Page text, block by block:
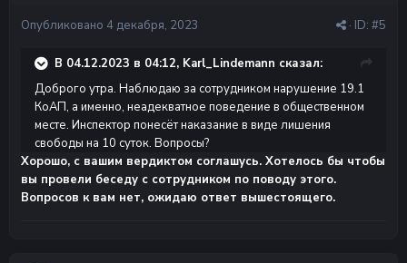
· ID: #5
Опубликовано 4 декабря, 2023
В 04.12.2023 в 04:12, Karl_Lindemann сказал:
Доброго утра. Наблюдаю за сотрудником нарушение 19.1
КоАП, а именно, неадекватное поведение в общественном
месте. Инспектор понесёт наказание в виде лишения
свободы на 10 суток. Вопросы?
Хорошо, с вашим вердиктом соглашусь. Хотелось бы чтобы
вы провели беседу с сотрудником по поводу этого.
Вопросов к вам нет, ожидаю ответ вышестоящего.